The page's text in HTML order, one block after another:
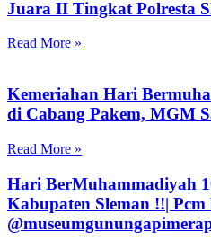
Juara II Tingkat Polresta
Read More »
Kemeriahan Hari
di Cabang Pakem, MGM
Read More »
Hari BerMuhammadiyah
Kabupaten Sleman !!| Pcm